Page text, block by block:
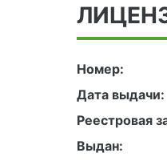
Номер:
Дата выдачи:
Реестровая
Выдан: